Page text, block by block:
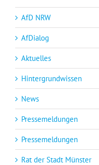
AfD NRW
AfDialog
Aktuelles
Hintergrundwissen
News
Pressemeldungen
Pressemeldungen
Rat der Stadt Münster